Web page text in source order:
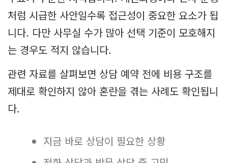
처럼 시급한 사안일수록 접근성이 중요한 요소가 됩
니다. 다만 사무실 수가 많아 선택 기준이 모호해지
는 경우도 적지 않습니다.
관련 자료를 살펴보면 상담 예약 전에 비용 구조를
제대로 확인하지 않아 혼란을 겪는 사례도 확인됩니
다.
지금 바로 상담이 필요한 상황